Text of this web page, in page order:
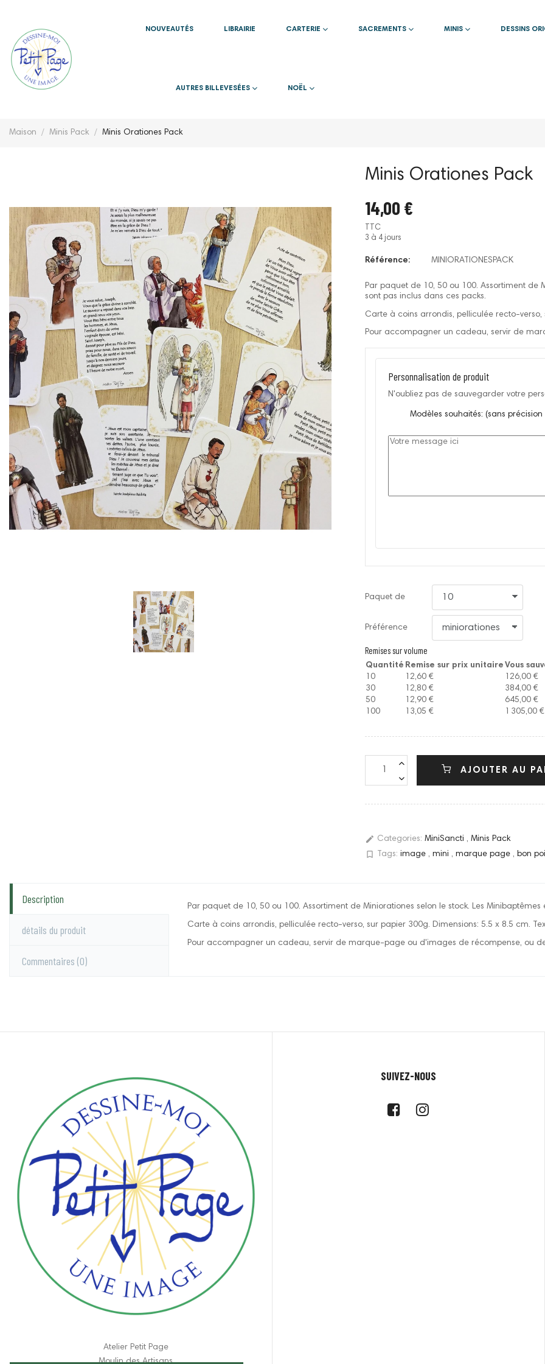
NOUVEAUTÉS LIBRAIRIE CARTERIE SACREMENTS MINIS DESSINS
AUTRES BILLEVESÉES NOËL
Maison Minis Pack Minis Orationes Pack
Minis Orationes Pack
14,00 €
TTC
3 à 4 jours
Référence: MINIORATIONESPACK
Par paquet de 10, 50 ou 100. Assortiment de
sont pas inclus dans ces packs.
Carte à coins arrondis, pelliculée recto-verso,
Pour accompagner un cadeau, servir de
Personnalisation de produit
N'oubliez pas de sauvegarder votre
Modèles souhaités: (sans
Paquet de
Préférence
Remises sur volume
Quantité Remise sur prix unitaire Vous
10
12,60 €
126,00 €
30
12,80 €
384,00 €
50
12,90 €
645,00 €
100
13,05 € 1 305,00 €
AJOUTER AU
edit Categories: MiniSancti , Minis Pack
bookmark_border Tags: image , mini , marque page , bon
Description
détails du produit
Commentaires (0)
Par paquet de 10, 50 ou 100. Assortiment de Miniorationes selon le stock. Les
Carte à coins arrondis, pelliculée recto-verso, sur papier 300g. Dimensions: 5.5 x 8.5 cm.
Pour accompagner un cadeau, servir de marque-page ou d'images de récompense, ou
Atelier Petit Page
Moulin des Artisans
SUIVEZ-NOUS